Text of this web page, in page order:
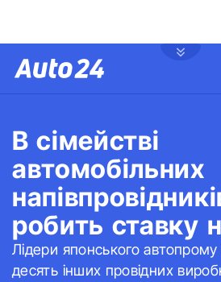
В сімействі
автомобільних
робить ставку
Лідери японського
десять інших провідних